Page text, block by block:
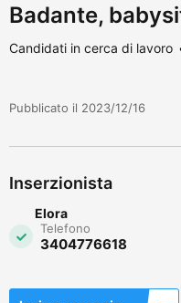
Badante,
Candidati in cerca di lavoro
Pubblicato il 2023/12/16
Inserzionista
Elora
Telefono
3404776618